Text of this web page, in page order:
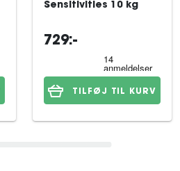
Sensitivities 10 kg
729:-
TILFØJ TIL KURV